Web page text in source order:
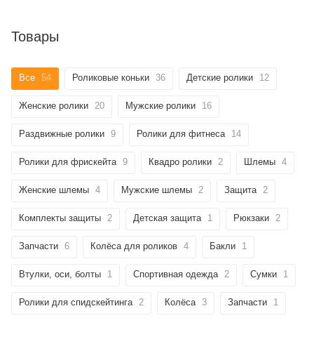
Товары
Все 54 Роликовые коньки 36 Детские ролики 12
Женские ролики 20 Мужские ролики 16
Раздвижные ролики 9 Ролики для фитнеса 14
Ролики для фрискейта 9 Квадро ролики 2 Шлемы 4
Женские шлемы 4 Мужские шлемы 2 Защита 2
Комплекты защиты 2 Детская защита 1 Рюкзаки 2
Запчасти 6 Колёса для роликов 4 Бакли 1
Втулки, оси, болты 1 Спортивная одежда 2 Сумки 1
Ролики для спидскейтинга 2 Колёса 3 Запчасти 1